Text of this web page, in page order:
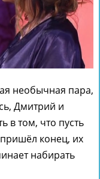
необычная пара,
Дмитрий и
в том, что пусть
конец, их
набирать